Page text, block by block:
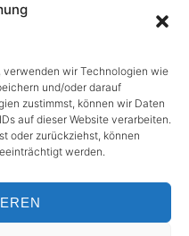
verwenden wir Technologien wie
und/oder darauf
zustimmst, können wir Daten
auf dieser Website verarbeiten.
oder zurückziehst, können
werden.